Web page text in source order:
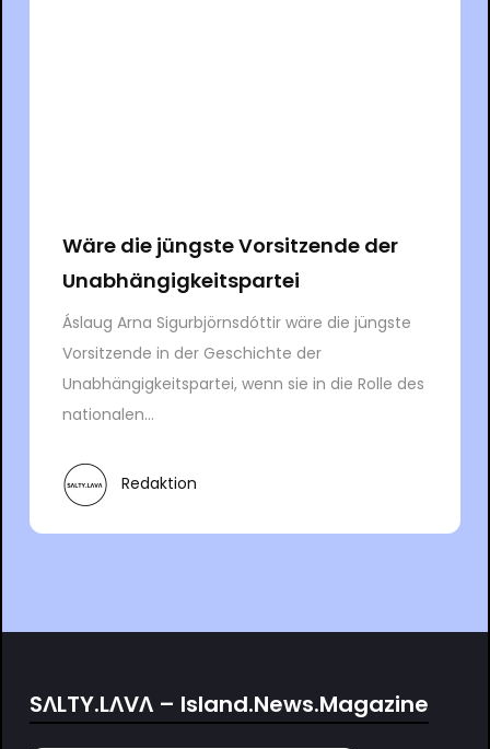
Wäre die jüngste Vorsitzende der
Unabhängigkeitspartei
Áslaug Arna Sigurbjörnsdóttir wäre die jüngste
Vorsitzende in der Geschichte der
Unabhängigkeitspartei, wenn sie in die Rolle des
nationalen...
Redaktion
SΛLTY.LΛVΛ – Island.News.Magazine